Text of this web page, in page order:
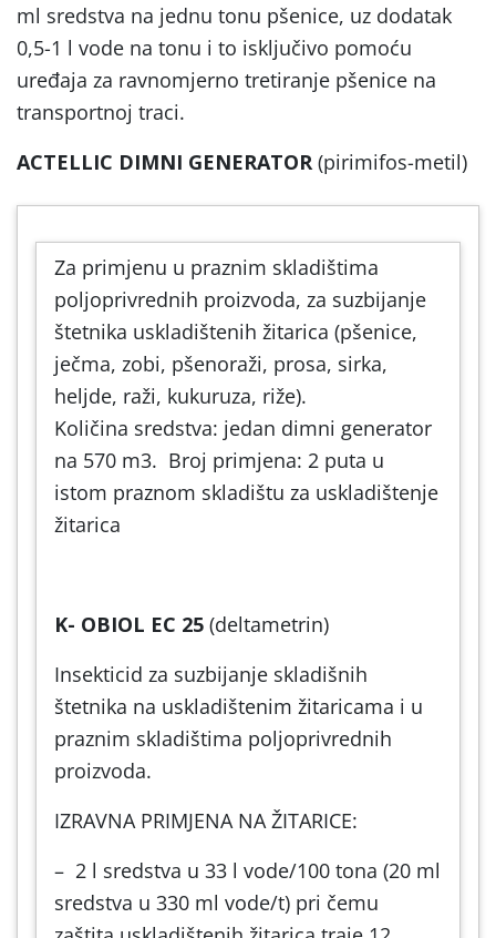
ml sredstva na jednu tonu pšenice, uz dodatak
0,5-1 l vode na tonu i to isključivo pomoću
uređaja za ravnomjerno tretiranje pšenice na
transportnoj traci.
ACTELLIC DIMNI GENERATOR (pirimifos-metil)
Za primjenu u praznim skladištima
poljoprivrednih proizvoda, za suzbijanje
štetnika uskladištenih žitarica (pšenice,
ječma, zobi, pšenoraži, prosa, sirka,
heljde, raži, kukuruza, riže).
Količina sredstva: jedan dimni generator
na 570 m3. Broj primjena: 2 puta u
istom praznom skladištu za uskladištenje
žitarica
K- OBIOL EC 25 (deltametrin)
Insekticid za suzbijanje skladišnih
štetnika na uskladištenim žitaricama i u
praznim skladištima poljoprivrednih
proizvoda.
IZRAVNA PRIMJENA NA ŽITARICE:
– 2 l sredstva u 33 l vode/100 tona (20 ml
sredstva u 330 ml vode/t) pri čemu